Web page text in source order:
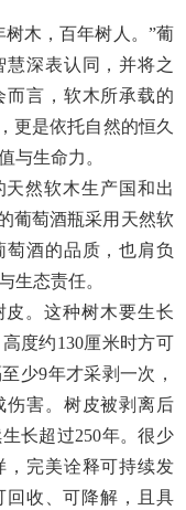
树木，百年树人。”葡
深表认同，并将之
而言，软木所承载的
更是依托自然的恒久
与生命力。
然软木生产国和出
葡萄酒瓶采用天然软
萄酒的品质，也肩负
生态责任。
。这种树木要生长
度约130厘米时方可
少9年才采剥一次，
伤害。树皮被剥离后
长超过250年。很少
，完美诠释可持续发
收、可降解，且具